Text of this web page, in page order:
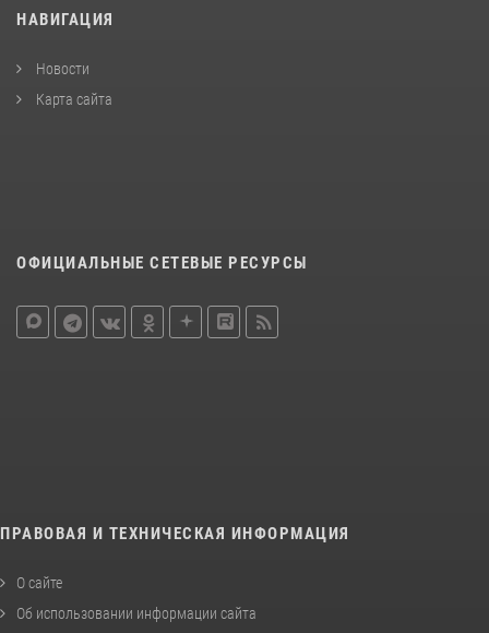
НАВИГАЦИЯ
Новости
Карта сайта
ОФИЦИАЛЬНЫЕ СЕТЕВЫЕ РЕСУРСЫ
ПРАВОВАЯ И ТЕХНИЧЕСКАЯ ИНФОРМАЦИЯ
О сайте
Об использовании информации сайта